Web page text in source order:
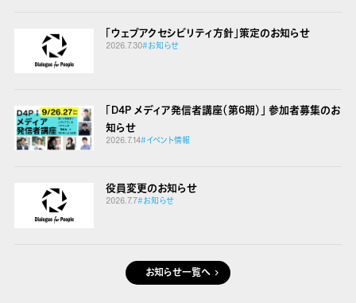
「ウェブアクセシビリティ方針」策定のお知らせ
2026.7.30#お知らせ
「D4P メディア発信者講座（第6期）」 参加者募集のお
知らせ
2026.7.14#イベント情報
役員変更のお知らせ
2026.7.7#お知らせ
お知らせ一覧へ